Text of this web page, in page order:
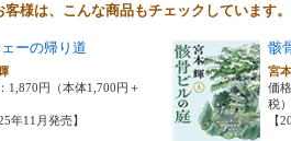
様は、こんな商品もチェックしています。
ーの帰り道
1,870円（本体1,700円＋
年11月発売】
骸
宮
価
税）
【